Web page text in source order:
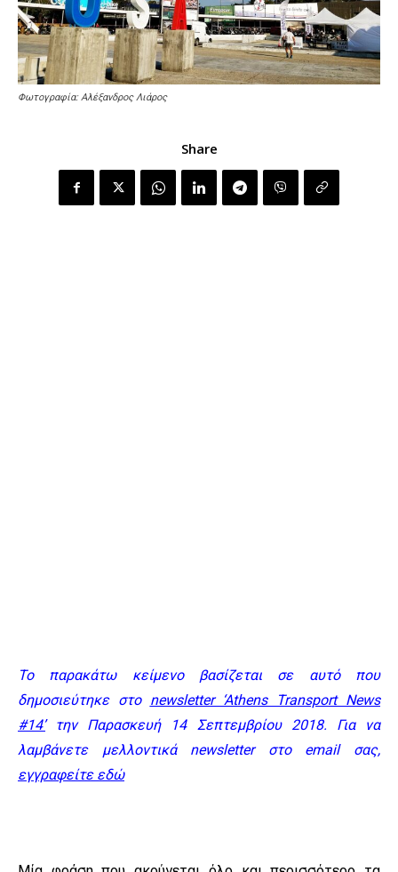
Φωτογραφία: Αλέξανδρος Λιάρος
Share
Το παρακάτω κείμενο βασίζεται σε αυτό που
δημοσιεύτηκε στο newsletter ‘Athens Transport News
#14’την Παρασκευή 14 Σεπτεμβρίου 2018. Για να
λαμβάνετε μελλοντικά newsletter στο email σας,
εγγραφείτε εδώ